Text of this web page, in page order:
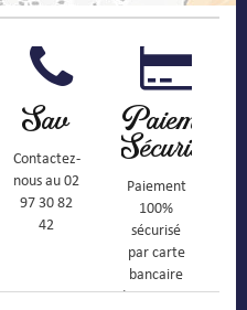
Sav
Contactez-
nous au 02
97 30 82
42
Paiement
Sécurisé
Paiement
100%
sécurisé
par carte
bancaire
(Mastercard,